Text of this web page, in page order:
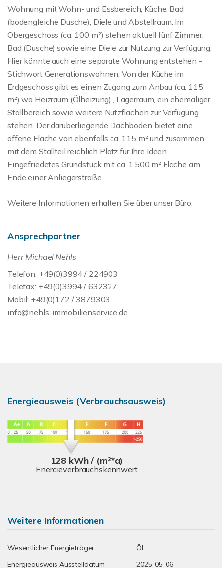
Wohnung mit Wohn- und Essbereich, Küche, Bad
(bodengleiche Dusche), Diele und Abstellraum. Im
Obergeschoss (ca. 100 m²) stehen aktuell fünf Zimmer,
Bad (Dusche) sowie eine Diele zur Nutzung zur Verfügung.
Hier könnte auch eine separate Wohnung entstehen -
Stichwort Generationswohnen. Von der Küche im
Erdgeschoss gibt es einen Zugang zum Anbau (ca. 115
m²) wo Heizraum (Ölheizung) , Lagerraum, ein ehemaliger
Stallbereich sowie weitere Nutzflächen zur Verfügung
stehen. Der darüberliegende Dachboden bietet eine
offene Fläche von ebenfalls ca. 115 m² und zusammen
mit dem Stallteil reichlich Platz für Ihre Ideen.
Eingefriedetes Grundstück mit ca. 1.500 m² Fläche am
Ende einer Anliegerstraße.
Weitere Informationen erhalten Sie über unser Büro.
Ansprechpartner
Herr Michael Nehls
Telefon: +49(0)3994 / 224903
Telefax: +49(0)3994 / 632327
Mobil: +49(0)172 / 3879303
info@nehls-immobilienservice.de
Energieausweis (Verbrauchsausweis)
128 kWh / (m²*a)
Energieverbrauchskennwert
Weitere Informationen
Wesentlicher Energieträger
Öl
Energieausweis Ausstelldatum
2025-05-06